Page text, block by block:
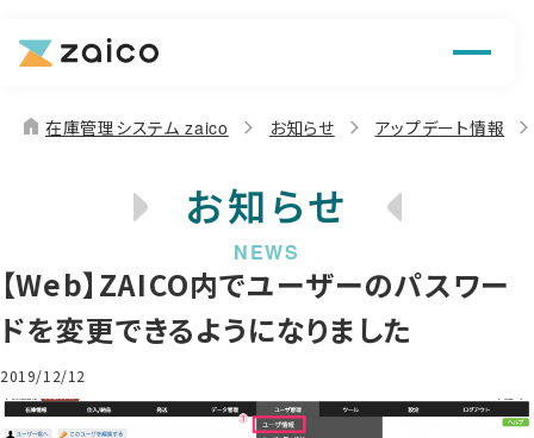
機能
お役立ち情報
home 在庫管理システム zaico お知らせ アップデート情報
お知らせ
【Web】ZAICO内でユーザーのパスワー
ドを変更できるようになりました
2019/12/12